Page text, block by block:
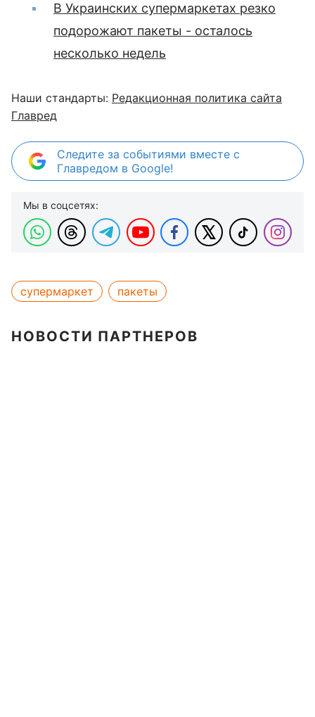
В Украинских супермаркетах резко
подорожают пакеты - осталось
несколько недель
Наши стандарты: Редакционная политика сайта
Главред
Следите за событиями вместе с
Главредом в Google!
Мы в соцсетях:
супермаркет пакеты
НОВОСТИ ПАРТНЕРОВ